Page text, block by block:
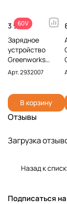
60V
3 990 ₽
Зарядное
устройство
Greenworks
G60UC 60V
2932007 (2 А)
Арт.2932007
В корзину
Отзывы
Загрузка
Назад к
Подписаться